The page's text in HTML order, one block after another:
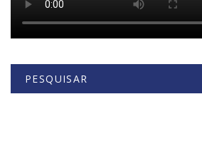
PESQUISAR